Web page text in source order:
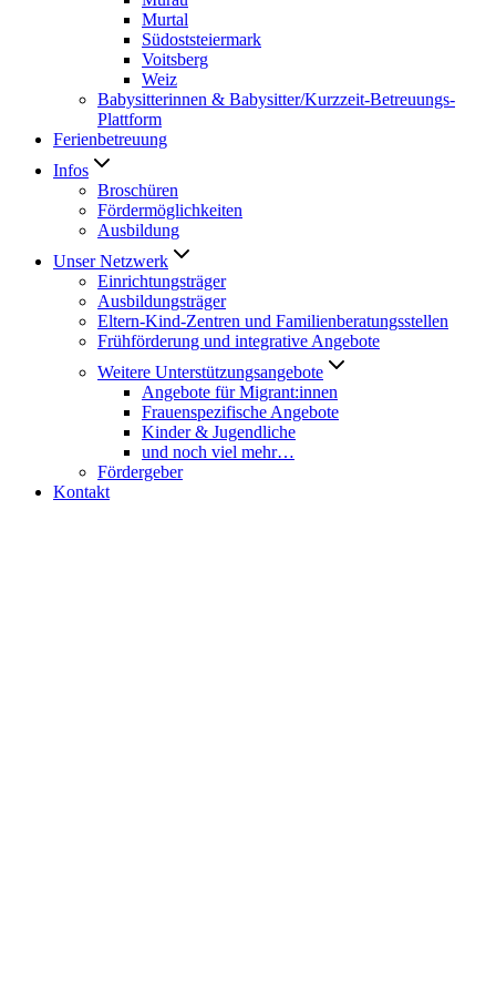
Murtal
Südoststeiermark
Voitsberg
Weiz
Babysitterinnen & Babysitter/Kurzzeit-Betreuungs-
Plattform
Ferienbetreuung
Infos
Broschüren
Fördermöglichkeiten
Ausbildung
Unser Netzwerk
Einrichtungsträger
Ausbildungsträger
Eltern-Kind-Zentren und Familienberatungsstellen
Frühförderung und integrative Angebote
Weitere Unterstützungsangebote
Angebote für Migrant:innen
Frauenspezifische Angebote
Kinder & Jugendliche
und noch viel mehr…
Fördergeber
Kontakt